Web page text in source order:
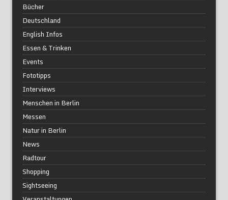
Bücher
Deutschland
English Infos
Essen & Trinken
Events
Fototipps
Interviews
Menschen in Berlin
Messen
Natur in Berlin
News
Radtour
Shopping
Sightseeing